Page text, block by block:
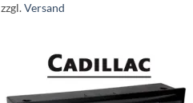
zzgl.Versand